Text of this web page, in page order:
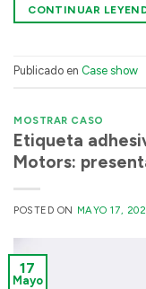
CONTINUAR
Publicado en Case show
MOSTRAR CASO
Etiqueta
Motors:
POSTED ON MAYO 17,
17
Mayo